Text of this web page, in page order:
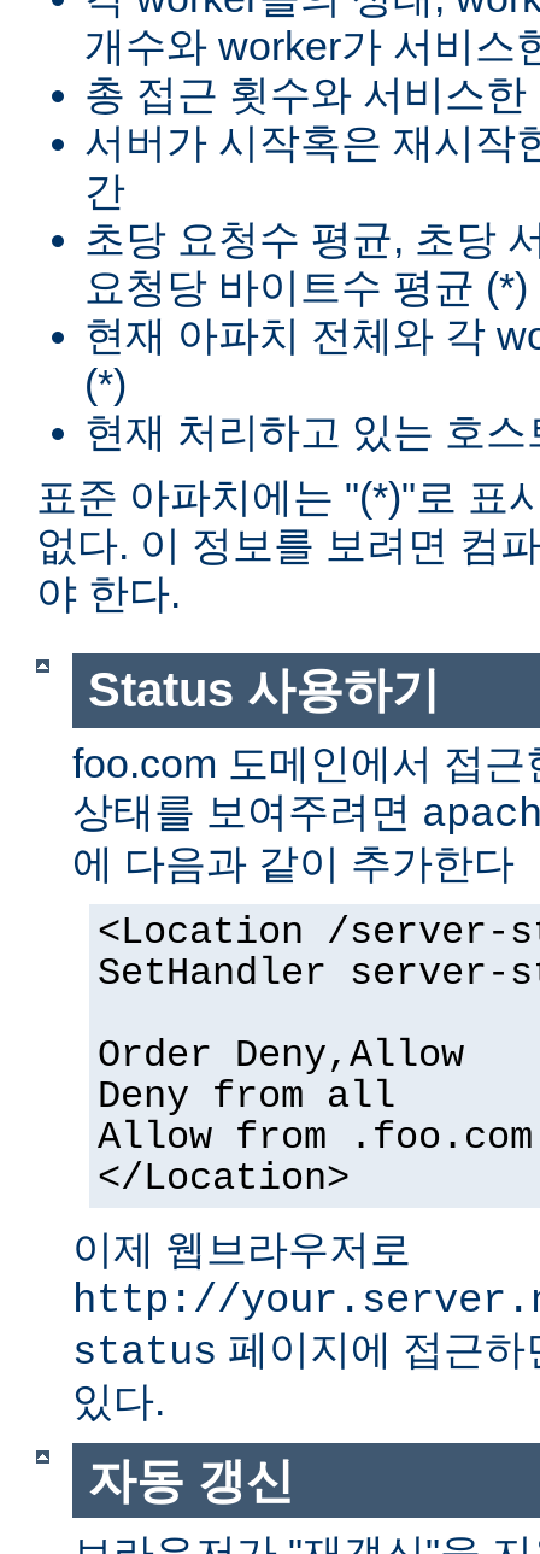
개수와 worker가 서비스
총 접근 횟수와 서비스
서버가 시작혹은 재시작
간
초당 요청수 평균, 초당
요청당 바이트수 평균 (*)
현재 아파치 전체와 각
(*)
현재 처리하고 있는 호
표준 아파치에는 "(*)"로 표
없다. 이 정보를 보려면 컴
야 한다.
Status 사용하기
foo.com 도메인에서 접
상태를 보여주려면
에 다음과 같이 추가한다
<Location /server-
SetHandler server-
Order Deny,Allow
Deny from all
Allow from .foo.com
</Location>
이제 웹브라우저로
http://
status 페이지에 접근
있다.
자동 갱신